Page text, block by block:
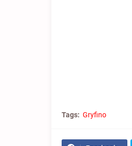
Tags: Gryfino